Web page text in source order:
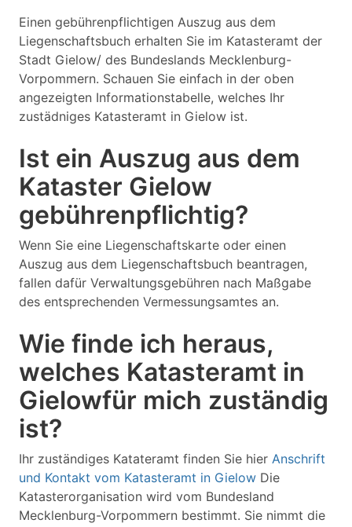
Einen gebührenpflichtigen Auszug aus dem
Liegenschaftsbuch erhalten Sie im Katasteramt der
Stadt Gielow/ des Bundeslands Mecklenburg-
Vorpommern. Schauen Sie einfach in der oben
angezeigten Informationstabelle, welches Ihr
zustädniges Katasteramt in Gielow ist.
Ist ein Auszug aus dem
Kataster Gielow
gebührenpflichtig?
Wenn Sie eine Liegenschaftskarte oder einen
Auszug aus dem Liegenschaftsbuch beantragen,
fallen dafür Verwaltungsgebühren nach Maßgabe
des entsprechenden Vermessungsamtes an.
Wie finde ich heraus,
welches Katasteramt in
Gielowfür mich zuständig
ist?
Ihr zuständiges Katateramt finden Sie hier Anschrift
und Kontakt vom Katasteramt in Gielow Die
Katasterorganisation wird vom Bundesland
Mecklenburg-Vorpommern bestimmt. Sie nimmt die